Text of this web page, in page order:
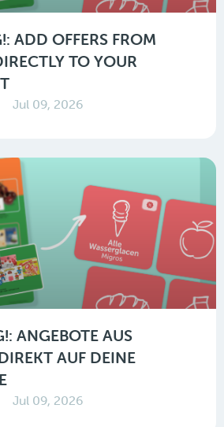
ADD OFFERS FROM
TO YOUR
Jul 09, 2026
ANGEBOTE AUS
AUF DEINE
Jul 09, 2026